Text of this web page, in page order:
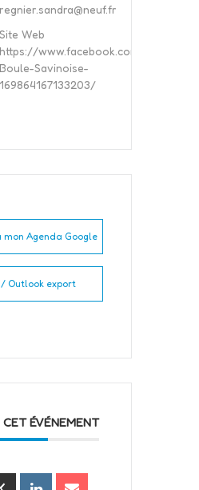
regnier.sandra@neuf.fr
Site Web
https://www.facebook.com/La-
Boule-Savinoise-
169864167133203/
mon Agenda Google
Outlook export
CET ÉVÉNEMENT